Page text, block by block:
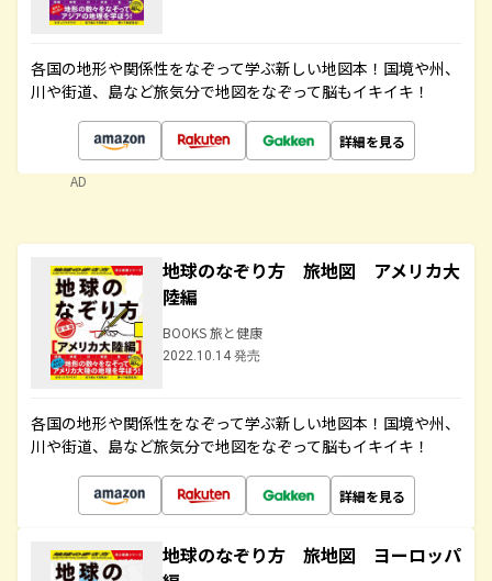
各国の地形や関係性をなぞって学ぶ新しい地図本！国境や州、
川や街道、島など旅気分で地図をなぞって脳もイキイキ！
詳細を見る
AD
地球のなぞり方 旅地図 アメリカ大
陸編
BOOKS 旅と健康
2022.10.14 発売
各国の地形や関係性をなぞって学ぶ新しい地図本！国境や州、
川や街道、島など旅気分で地図をなぞって脳もイキイキ！
詳細を見る
地球のなぞり方 旅地図 ヨーロッパ